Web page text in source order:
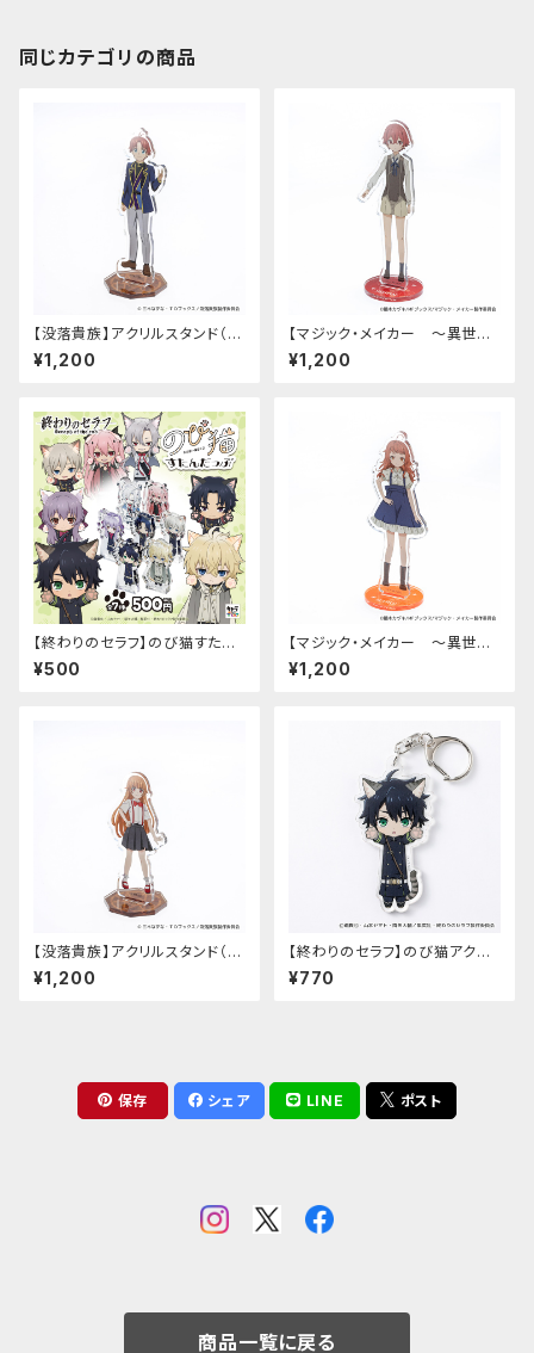
同じカテゴリの商品
【没落貴族】アクリルスタンド（リ
アム）
¥1,200
【マジック・メイカー ～異世界
魔法の作り方～】アクリルスタン
ド（シオン）
¥1,200
【終わりのセラフ】のび猫すたん
だっぷ
¥500
【マジック・メイカー ～異世界
魔法の作り方～】アクリルスタン
ド（マリー）
¥1,200
【没落貴族】アクリルスタンド（少
女ラードーン）
¥1,200
【終わりのセラフ】のび猫アクリ
ルキーホルダー（百夜優一郎）
¥770
保存 シェア LINE ポスト
商品一覧に戻る